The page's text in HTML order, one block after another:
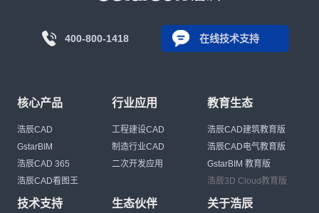
400-800-1418 在线技术支持
核心产品
浩辰CAD
GstarBIM
浩辰CAD 365
浩辰CAD看图王
行业应用
工程建设CAD
制造行业CAD
二次开发应用
教育生态
浩辰CAD建筑教育版
浩辰CAD电气教育版
GstarBIM 教育版
浩辰3D Cloud教育版
技术支持 生态伙伴 关于浩辰